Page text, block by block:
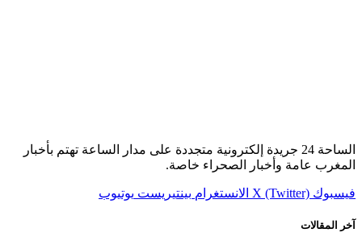
الساحة 24 جريدة إلكترونية متجددة على مدار الساعة تهتم بأخبار
المغرب عامة وأخبار الصحراء خاصة.
فيسبوك X (Twitter) الانستغرام بينتيريست يوتيوب
آخر المقالات